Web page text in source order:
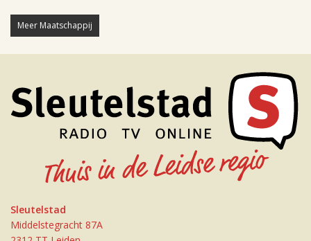
Meer Maatschappij
Sleutelstad
Middelstegracht 87A